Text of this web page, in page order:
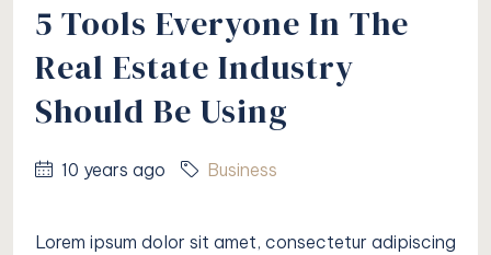
5 Tools Everyone In The
Real Estate Industry
Should Be Using
10 years ago Business
Lorem ipsum dolor sit amet, consectetur adipiscing